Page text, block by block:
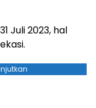
Juli 2023, hal